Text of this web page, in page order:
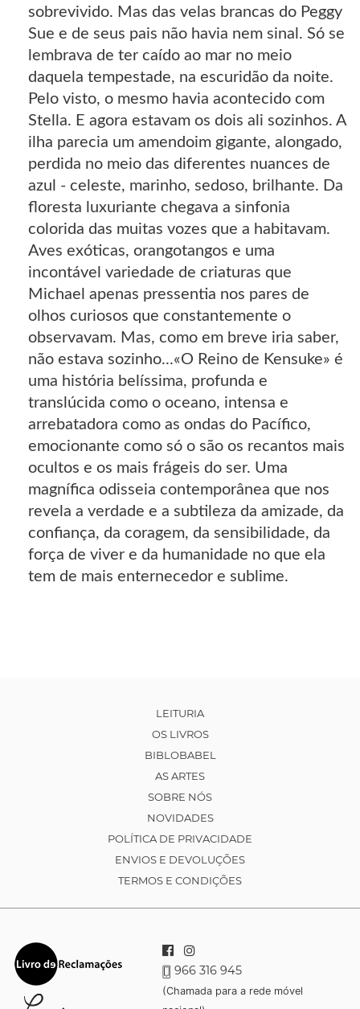
sobrevivido. Mas das velas brancas do Peggy
Sue e de seus pais não havia nem sinal. Só se
lembrava de ter caído ao mar no meio
daquela tempestade, na escuridão da noite.
Pelo visto, o mesmo havia acontecido com
Stella. E agora estavam os dois ali sozinhos. A
ilha parecia um amendoim gigante, alongado,
perdida no meio das diferentes nuances de
azul - celeste, marinho, sedoso, brilhante. Da
floresta luxuriante chegava a sinfonia
colorida das muitas vozes que a habitavam.
Aves exóticas, orangotangos e uma
incontável variedade de criaturas que
Michael apenas pressentia nos pares de
olhos curiosos que constantemente o
observavam. Mas, como em breve iria saber,
não estava sozinho...«O Reino de Kensuke» é
uma história belíssima, profunda e
translúcida como o oceano, intensa e
arrebatadora como as ondas do Pacífico,
emocionante como só o são os recantos mais
ocultos e os mais frágeis do ser. Uma
magnífica odisseia contemporânea que nos
revela a verdade e a subtileza da amizade, da
confiança, da coragem, da sensibilidade, da
força de viver e da humanidade no que ela
tem de mais enternecedor e sublime.
LEITURIA
OS LIVROS
BIBLOBABEL
AS ARTES
SOBRE NÓS
NOVIDADES
POLÍTICA DE PRIVACIDADE
ENVIOS E DEVOLUÇÕES
TERMOS E CONDIÇÕES
966 316 945
(Chamada para a rede móvel